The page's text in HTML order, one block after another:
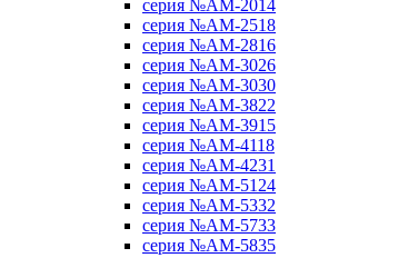
серия №АМ-2014
серия №АМ-2518
серия №АМ-2816
серия №АМ-3026
серия №АМ-3030
серия №АМ-3822
серия №АМ-3915
серия №АМ-4118
серия №АМ-4231
серия №АМ-5124
серия №АМ-5332
серия №АМ-5733
серия №АМ-5835